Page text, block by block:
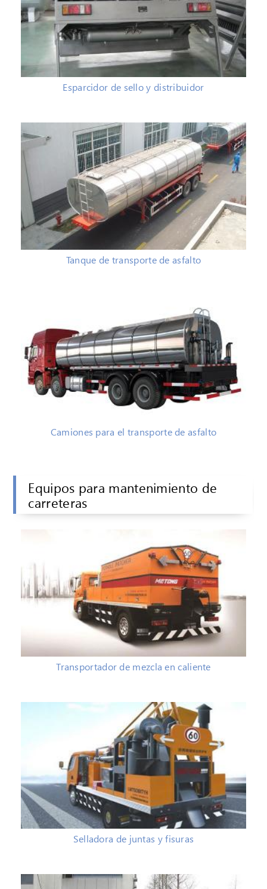
Esparcidor de sello y distribuidor
Tanque de transporte de asfalto
Camiones para el transporte de asfalto
Equipos para mantenimiento de
carreteras
Transportador de mezcla en caliente
Selladora de juntas y fisuras